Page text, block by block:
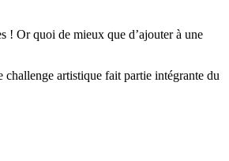
! Or quoi de mieux que d’ajouter à une
challenge artistique fait partie intégrante du